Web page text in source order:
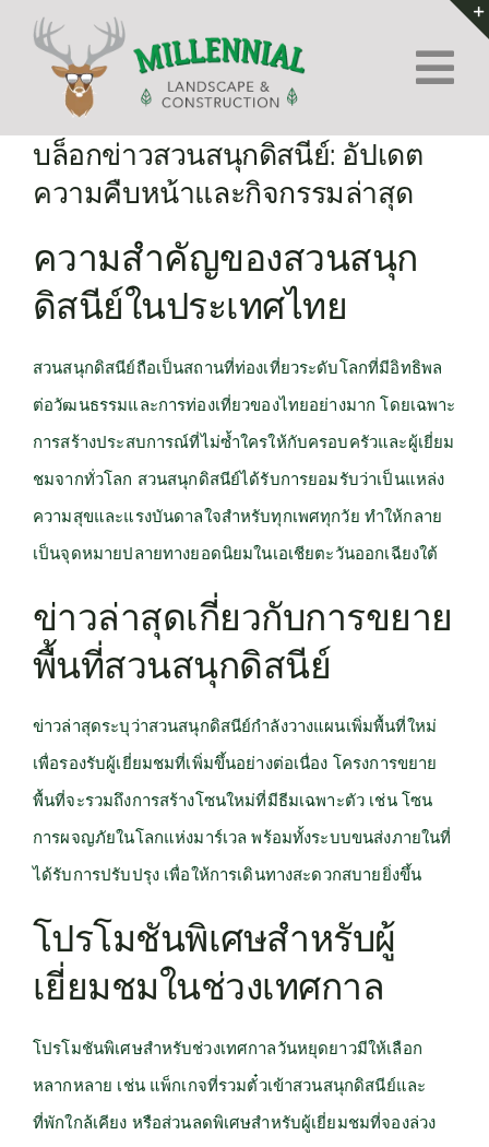
Home
Services
Contact
บล็อกข่าวสวนสนุกดิสนีย์: อัปเดต
ความคืบหน้าและกิจกรรมล่าสุด
ความสำคัญของสวนสนุก
ดิสนีย์ในประเทศไทย
สวนสนุกดิสนีย์ถือเป็นสถานที่ท่องเที่ยวระดับโลกที่มีอิทธิพล
ต่อวัฒนธรรมและการท่องเที่ยวของไทยอย่างมาก โดยเฉพาะ
การสร้างประสบการณ์ที่ไม่ซ้ำใครให้กับครอบครัวและผู้เยี่ยม
ชมจากทั่วโลก สวนสนุกดิสนีย์ได้รับการยอมรับว่าเป็นแหล่ง
ความสุขและแรงบันดาลใจสำหรับทุกเพศทุกวัย ทำให้กลาย
เป็นจุดหมายปลายทางยอดนิยมในเอเชียตะวันออกเฉียงใต้
ข่าวล่าสุดเกี่ยวกับการขยาย
พื้นที่สวนสนุกดิสนีย์
ข่าวล่าสุดระบุว่าสวนสนุกดิสนีย์กำลังวางแผนเพิ่มพื้นที่ใหม่
เพื่อรองรับผู้เยี่ยมชมที่เพิ่มขึ้นอย่างต่อเนื่อง โครงการขยาย
พื้นที่จะรวมถึงการสร้างโซนใหม่ที่มีธีมเฉพาะตัว เช่น โซน
การผจญภัยในโลกแห่งมาร์เวล พร้อมทั้งระบบขนส่งภายในที่
ได้รับการปรับปรุง เพื่อให้การเดินทางสะดวกสบายยิ่งขึ้น
โปรโมชันพิเศษสำหรับผู้
เยี่ยมชมในช่วงเทศกาล
โปรโมชันพิเศษสำหรับช่วงเทศกาลวันหยุดยาวมีให้เลือก
หลากหลาย เช่น แพ็กเกจที่รวมตั๋วเข้าสวนสนุกดิสนีย์และ
ที่พักใกล้เคียง หรือส่วนลดพิเศษสำหรับผู้เยี่ยมชมที่จองล่วง